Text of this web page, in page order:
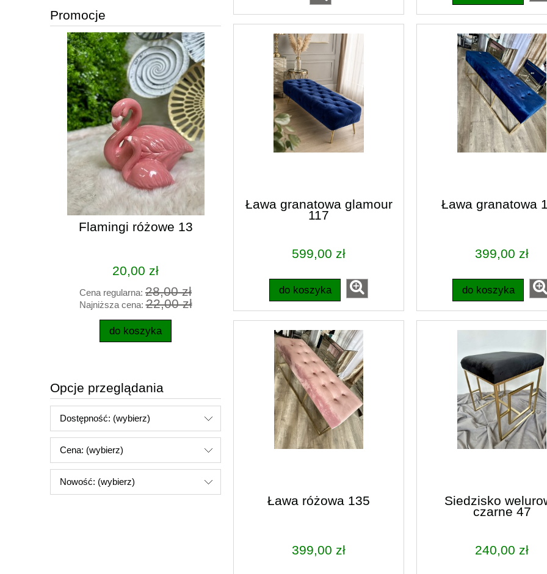
Promocje
Flamingi różowe 13
20,00 zł
Cena regularna: 28,00 zł
Najniższa cena:22,00 zł
do koszyka
Cena regularna:10,00 zł
Najniższa cena:10,00 zł
do koszyka
Cena regularna:21,00 zł
Najniższa cena:21,00 zł
do koszyka
Opcje przeglądania
Dostępność: (wybierz)
Cena: (wybierz)
Nowość: (wybierz)
Ława granatowa glamour
117
599,00 zł
do koszyka
Ława granatowa
399,00 zł
do koszyka
Ława różowa 135
399,00 zł
Siedzisko
czarne 47
240,00 zł